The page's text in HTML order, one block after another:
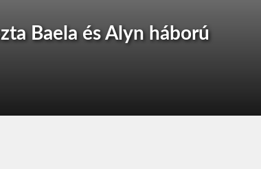
Baela és Alyn háború